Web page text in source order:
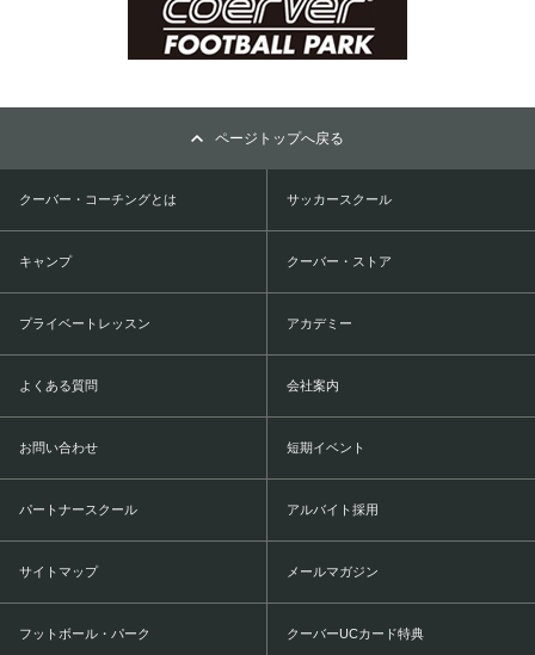
ページトップへ戻る
クーバー・コーチングとは サッカースクール
キャンプ クーバー・ストア
プライベートレッスン アカデミー
よくある質問 会社案内
お問い合わせ 短期イベント
パートナースクール アルバイト採用
サイトマップ メールマガジン
フットボール・パーク クーバーUCカード特典